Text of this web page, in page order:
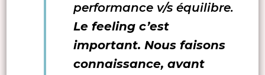
performance v/s équilibre.
Le feeling c’est
important. Nous faisons
connaissance, avant